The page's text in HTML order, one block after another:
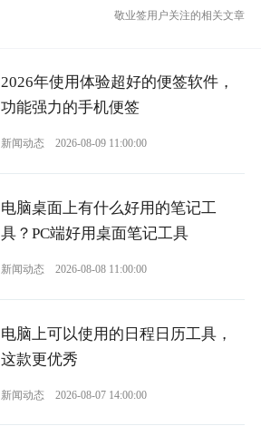
敬业签用户关注的相关文章
2026年使用体验超好的便签软件，
功能强力的手机便签
新闻动态 2026-08-09 11:00:00
电脑桌面上有什么好用的笔记工
具？PC端好用桌面笔记工具
新闻动态 2026-08-08 11:00:00
电脑上可以使用的日程日历工具，
这款更优秀
新闻动态 2026-08-07 14:00:00